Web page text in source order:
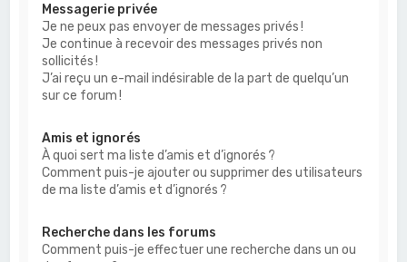
Messagerie privée
Je ne peux pas envoyer de messages privés !
Je continue à recevoir des messages privés non
sollicités !
J’ai reçu un e-mail indésirable de la part de quelqu’un
sur ce forum !
Amis et ignorés
À quoi sert ma liste d’amis et d’ignorés ?
Comment puis-je ajouter ou supprimer des utilisateurs
de ma liste d’amis et d’ignorés ?
Recherche dans les forums
Comment puis-je effectuer une recherche dans un ou